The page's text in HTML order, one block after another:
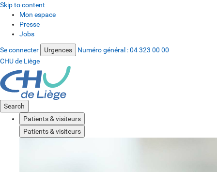
Skip to content
Mon espace
Presse
Jobs
Se connecter Urgences Numéro général :04 323 00 00
CHU de Liège
Search
Patients & visiteurs
Patients & visiteurs